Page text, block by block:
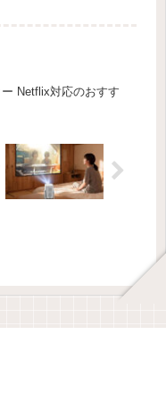
Netflix対応のおすす